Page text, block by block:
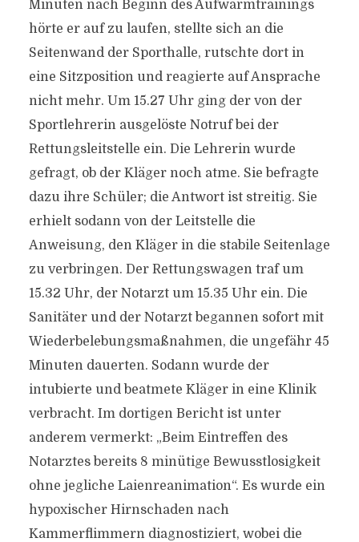
Minuten nach Beginn des Aufwärmtrainings
hörte er auf zu laufen, stellte sich an die
Seitenwand der Sporthalle, rutschte dort in
eine Sitzposition und reagierte auf Ansprache
nicht mehr. Um 15.27 Uhr ging der von der
Sportlehrerin ausgelöste Notruf bei der
Rettungsleitstelle ein. Die Lehrerin wurde
gefragt, ob der Kläger noch atme. Sie befragte
dazu ihre Schüler; die Antwort ist streitig. Sie
erhielt sodann von der Leitstelle die
Anweisung, den Kläger in die stabile Seitenlage
zu verbringen. Der Rettungswagen traf um
15.32 Uhr, der Notarzt um 15.35 Uhr ein. Die
Sanitäter und der Notarzt begannen sofort mit
Wiederbelebungsmaßnahmen, die ungefähr 45
Minuten dauerten. Sodann wurde der
intubierte und beatmete Kläger in eine Klinik
verbracht. Im dortigen Bericht ist unter
anderem vermerkt: „Beim Eintreffen des
Notarztes bereits 8 minütige Bewusstlosigkeit
ohne jegliche Laienreanimation“. Es wurde ein
hypoxischer Hirnschaden nach
Kammerflimmern diagnostiziert, wobei die